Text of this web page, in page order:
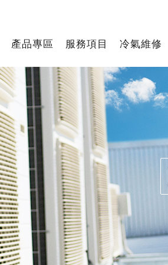
產品專區 服務項目 冷氣維修